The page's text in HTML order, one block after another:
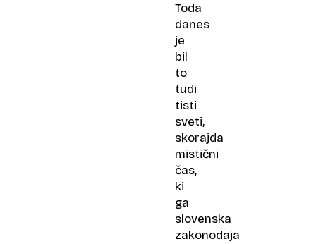
Toda
danes
je
bil
to
tudi
tisti
sveti,
skorajda
mistični
čas,
ki
ga
slovenska
zakonodaja